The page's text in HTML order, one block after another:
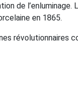
de
en 1865.
révolutionnaires